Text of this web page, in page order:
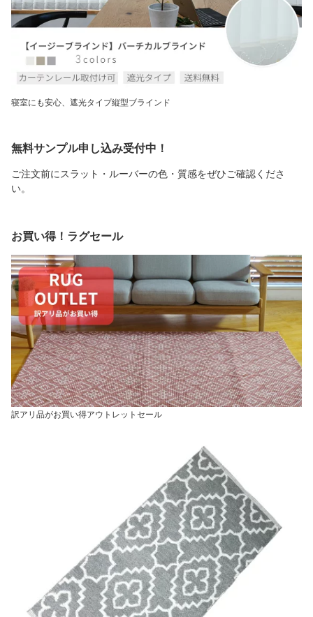
寝室にも安心、遮光タイプ縦型ブラインド
無料サンプル申し込み受付中！
ご注文前にスラット・ルーバーの色・質感をぜひご確認くださ
い。
お買い得！ラグセール
訳アリ品がお買い得アウトレットセール